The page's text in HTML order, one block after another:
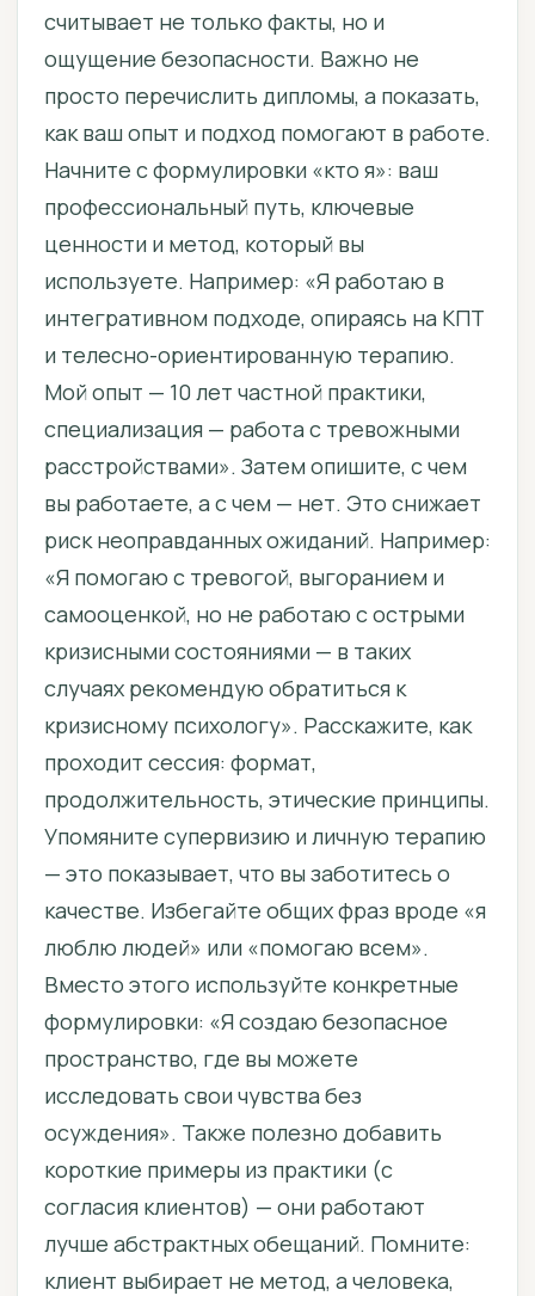
считывает не только факты, но и
ощущение безопасности. Важно не
просто перечислить дипломы, а показать,
как ваш опыт и подход помогают в работе.
Начните с формулировки «кто я»: ваш
профессиональный путь, ключевые
ценности и метод, который вы
используете. Например: «Я работаю в
интегративном подходе, опираясь на КПТ
и телесно-ориентированную терапию.
Мой опыт — 10 лет частной практики,
специализация — работа с тревожными
расстройствами». Затем опишите, с чем
вы работаете, а с чем — нет. Это снижает
риск неоправданных ожиданий. Например:
«Я помогаю с тревогой, выгоранием и
самооценкой, но не работаю с острыми
кризисными состояниями — в таких
случаях рекомендую обратиться к
кризисному психологу». Расскажите, как
проходит сессия: формат,
продолжительность, этические принципы.
Упомяните супервизию и личную терапию
— это показывает, что вы заботитесь о
качестве. Избегайте общих фраз вроде «я
люблю людей» или «помогаю всем».
Вместо этого используйте конкретные
формулировки: «Я создаю безопасное
пространство, где вы можете
исследовать свои чувства без
осуждения». Также полезно добавить
короткие примеры из практики (с
согласия клиентов) — они работают
лучше абстрактных обещаний. Помните:
клиент выбирает не метод, а человека,